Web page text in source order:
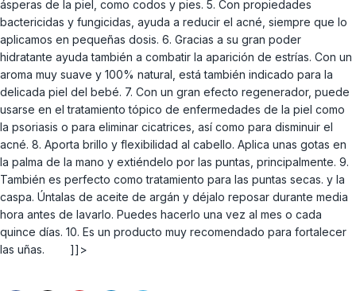
ásperas de la piel, como codos y pies. 5. Con propiedades
bactericidas y fungicidas, ayuda a reducir el acné, siempre que lo
aplicamos en pequeñas dosis. 6. Gracias a su gran poder
hidratante ayuda también a combatir la aparición de estrías. Con un
aroma muy suave y 100% natural, está también indicado para la
delicada piel del bebé. 7. Con un gran efecto regenerador, puede
usarse en el tratamiento tópico de enfermedades de la piel como
la psoriasis o para eliminar cicatrices, así como para disminuir el
acné. 8. Aporta brillo y flexibilidad al cabello. Aplica unas gotas en
la palma de la mano y extiéndelo por las puntas, principalmente. 9.
También es perfecto como tratamiento para las puntas secas. y la
caspa. Úntalas de aceite de argán y déjalo reposar durante media
hora antes de lavarlo. Puedes hacerlo una vez al mes o cada
quince días. 10. Es un producto muy recomendado para fortalecer
las uñas. ]]>